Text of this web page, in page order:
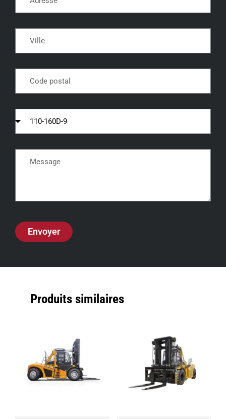
Envoyer
Produits similaires